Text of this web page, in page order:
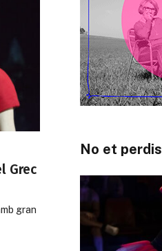
Grec
gran
No et perdis